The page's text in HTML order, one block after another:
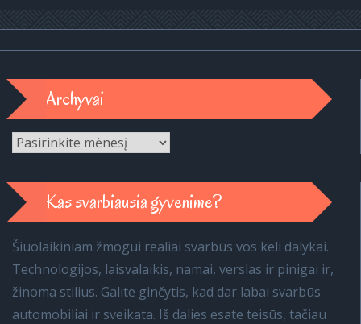
Archyvai
Archyvai
Kas svarbiausia gyvenime?
Šiuolaikiniam žmogui realiai svarbūs vos keli dalykai.
Technologijos, laisvalaikis, namai, verslas ir pinigai ir,
žinoma stilius. Galite ginčytis, kad dar labai svarbūs
automobiliai ir sveikata. Iš dalies esate teisūs, tačiau